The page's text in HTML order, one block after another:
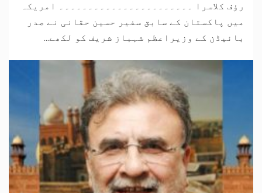
رؤف کلاسرا ۔۔۔۔۔۔۔۔۔۔۔۔۔۔۔۔۔۔۔۔۔۔۔ امریکہ
میں پاکستان کے سابق سفیر حسین حقانی نے صدر
بائیڈن کے وزیراعظم شہباز شریف کو لکھے...